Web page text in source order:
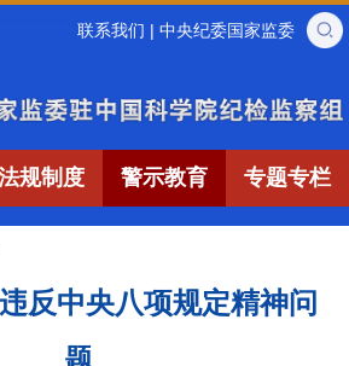
联系我们 | 中央纪委国家监委
规制度 警示教育 专题专栏
反中央八项规定精神问